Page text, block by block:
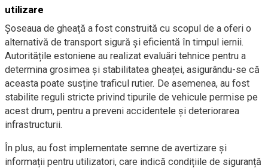
utilizare
Șoseaua de gheață a fost construită cu scopul de a oferi o
alternativă de transport sigură și eficientă în timpul iernii.
Autoritățile estoniene au realizat evaluări tehnice pentru a
determina grosimea și stabilitatea gheaței, asigurându-se că
aceasta poate susține traficul rutier. De asemenea, au fost
stabilite reguli stricte privind tipurile de vehicule permise pe
acest drum, pentru a preveni accidentele și deteriorarea
infrastructurii.
În plus, au fost implementate semne de avertizare și
informații pentru utilizatori, care indică condițiile de siguranță